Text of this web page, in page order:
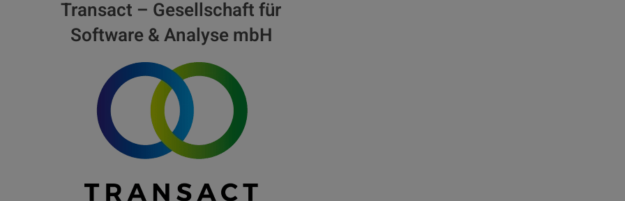
Transact – Gesellschaft für
Software & Analyse mbH